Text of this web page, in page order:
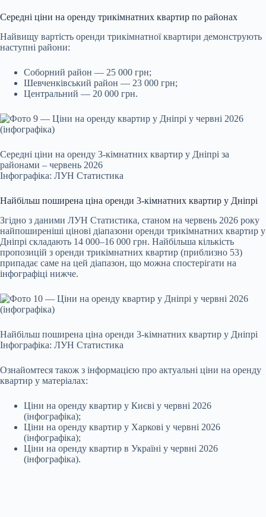
Середні ціни на оренду трикімнатних квартир по районах
Найвищу вартість оренди трикімнатної квартири демонструють
наступні райони:
Соборний район — 25 000 грн;
Шевченківський район — 23 000 грн;
Центральний — 20 000 грн.
Середні ціни на оренду 3-кімнатних квартир у Дніпрі за
районами – червень 2026
Інфографіка: ЛУН Статистика
Найбільш поширена ціна оренди 3-кімнатних квартир у Дніпрі
Згідно з даними ЛУН Статистика, станом на червень 2026 року
найпоширеніші цінові діапазони оренди трикімнатних квартир у
Дніпрі складають 14 000–16 000 грн. Найбільша кількість
пропозицій з оренди трикімнатних квартир (приблизно 53)
припадає саме на цей діапазон, що можна спостерігати на
інфографіці нижче.
Найбільш поширена ціна оренди 3-кімнатних квартир у Дніпрі
Інфографіка: ЛУН Статистика
Ознайомтеся також з інформацією про актуальні ціни на оренду
квартир у матеріалах:
Ціни на оренду квартир у Києві у червні 2026
(інфографіка);
Ціни на оренду квартир у Харкові у червні 2026
(інфографіка);
Ціни на оренду квартир в Україні у червні 2026
(інфографіка).